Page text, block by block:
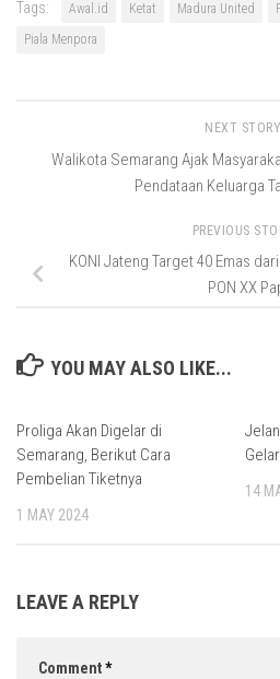
Tags: Awal.id Ketat Madura United
Piala Menpora
NEXT STORY
Walikota Semarang Ajak
Pendataan Keluarga
PREVIOUS
KONI Jateng Target 40 Emas
PON XX
YOU MAY ALSO LIKE...
Proliga Akan Digelar di
Semarang, Berikut Cara
Pembelian Tiketnya
1 MAY 2024
14
LEAVE A REPLY
Comment*